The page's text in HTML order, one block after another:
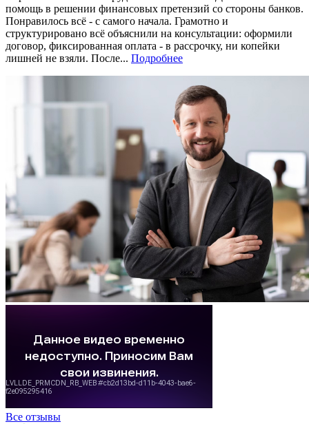
помощь в решении финансовых претензий со стороны банков.
Понравилось всё - с самого начала. Грамотно и
структурировано всё объяснили на консультации: оформили
договор, фиксированная оплата - в рассрочку, ни копейки
лишней не взяли. После... Подробнее
Все отзывы